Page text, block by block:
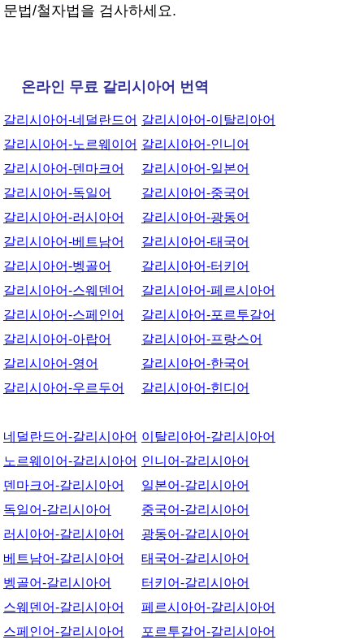
문법/철자법을 검사하세요.
온라인 무료 갈리시아어 번역
갈리시아어-네덜란드어
갈리시아어-노르웨이어
갈리시아어-덴마크어
갈리시아어-독일어
갈리시아어-러시아어
갈리시아어-베트남어
갈리시아어-벵골어
갈리시아어-스웨덴어
갈리시아어-스페인어
갈리시아어-아랍어
갈리시아어-영어
갈리시아어-우르두어
갈리시아어-이탈리아어
갈리시아어-인니어
갈리시아어-일본어
갈리시아어-중국어
갈리시아어-광동어
갈리시아어-태국어
갈리시아어-터키어
갈리시아어-페르시아어
갈리시아어-포르투갈어
갈리시아어-프랑스어
갈리시아어-한국어
갈리시아어-힌디어
네덜란드어-갈리시아어
노르웨이어-갈리시아어
덴마크어-갈리시아어
독일어-갈리시아어
러시아어-갈리시아어
베트남어-갈리시아어
벵골어-갈리시아어
스웨덴어-갈리시아어
스페인어-갈리시아어
이탈리아어-갈리시아어
인니어-갈리시아어
일본어-갈리시아어
중국어-갈리시아어
광동어-갈리시아어
태국어-갈리시아어
터키어-갈리시아어
페르시아어-갈리시아어
포르투갈어-갈리시아어